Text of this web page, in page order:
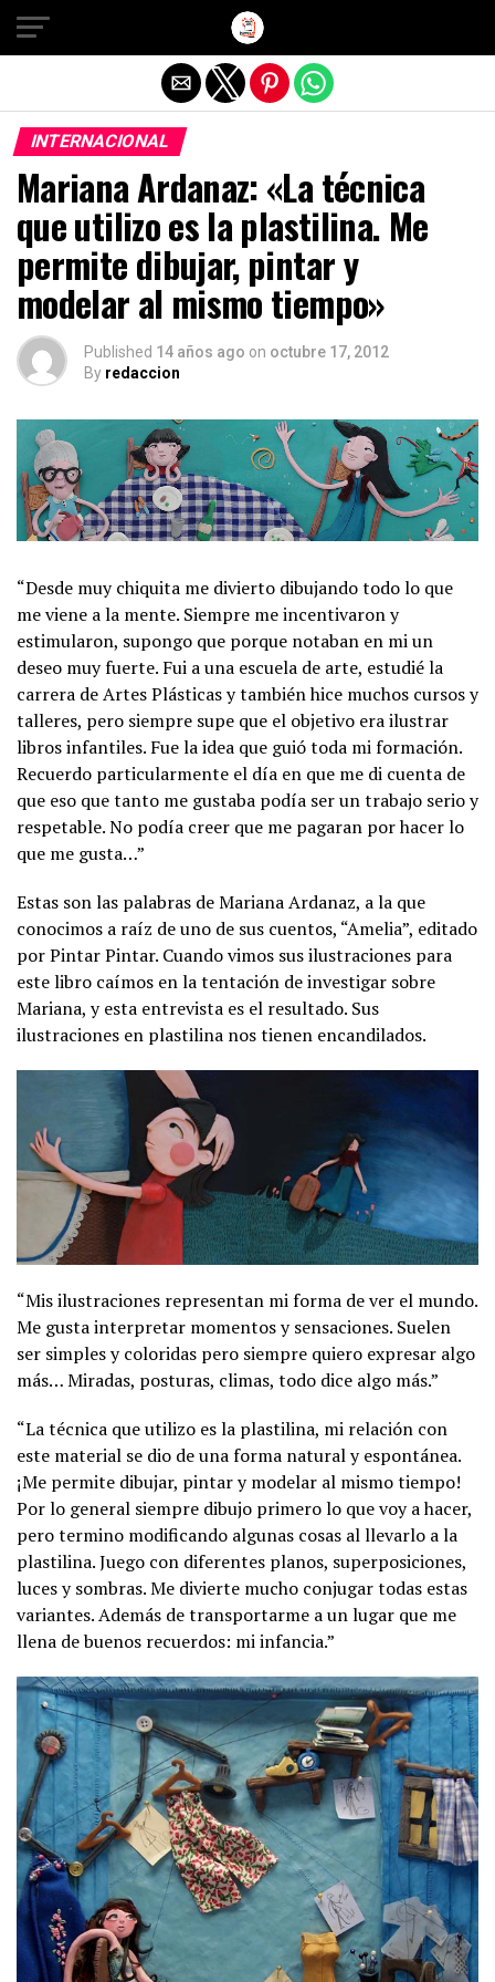
INTERNACIONAL
Mariana Ardanaz: «La técnica
que utilizo es la plastilina. Me
permite dibujar, pintar y
modelar al mismo tiempo»
Published 14 años ago on octubre 17, 2012
By redaccion
“Desde muy chiquita me divierto dibujando todo lo que
me viene a la mente. Siempre me incentivaron y
estimularon, supongo que porque notaban en mi un
deseo muy fuerte. Fui a una escuela de arte, estudié la
carrera de Artes Plásticas y también hice muchos cursos y
talleres, pero siempre supe que el objetivo era ilustrar
libros infantiles. Fue la idea que guió toda mi formación.
Recuerdo particularmente el día en que me di cuenta de
que eso que tanto me gustaba podía ser un trabajo serio y
respetable. No podía creer que me pagaran por hacer lo
que me gusta…”
Estas son las palabras de Mariana Ardanaz, a la que
conocimos a raíz de uno de sus cuentos, “Amelia”, editado
por Pintar Pintar. Cuando vimos sus ilustraciones para
este libro caímos en la tentación de investigar sobre
Mariana, y esta entrevista es el resultado. Sus
ilustraciones en plastilina nos tienen encandilados.
“Mis ilustraciones representan mi forma de ver el mundo.
Me gusta interpretar momentos y sensaciones. Suelen
ser simples y coloridas pero siempre quiero expresar algo
más… Miradas, posturas, climas, todo dice algo más.”
“La técnica que utilizo es la plastilina, mi relación con
este material se dio de una forma natural y espontánea.
¡Me permite dibujar, pintar y modelar al mismo tiempo!
Por lo general siempre dibujo primero lo que voy a hacer,
pero termino modificando algunas cosas al llevarlo a la
plastilina. Juego con diferentes planos, superposiciones,
luces y sombras. Me divierte mucho conjugar todas estas
variantes. Además de transportarme a un lugar que me
llena de buenos recuerdos: mi infancia.”
Salir de la versión móvil